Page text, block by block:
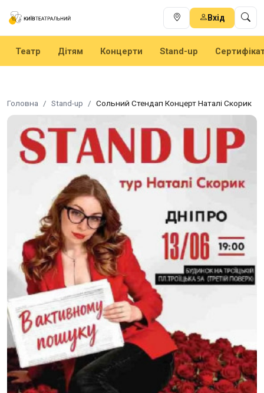
Вхід
Театр Дітям Концерти Stand-up
Головна Stand-up Сольний Стендап Концерт Наталі Скорик